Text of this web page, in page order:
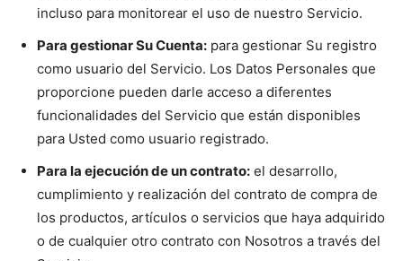
incluso para monitorear el uso de nuestro Servicio.
Para gestionar Su Cuenta: para gestionar Su registro
como usuario del Servicio. Los Datos Personales que
proporcione pueden darle acceso a diferentes
funcionalidades del Servicio que están disponibles
para Usted como usuario registrado.
Para la ejecución de un contrato: el desarrollo,
cumplimiento y realización del contrato de compra de
los productos, artículos o servicios que haya adquirido
o de cualquier otro contrato con Nosotros a través del